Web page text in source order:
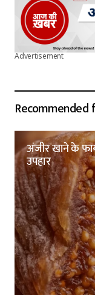
Advertisement
Recommended
अंजीर खाने के
उपहार